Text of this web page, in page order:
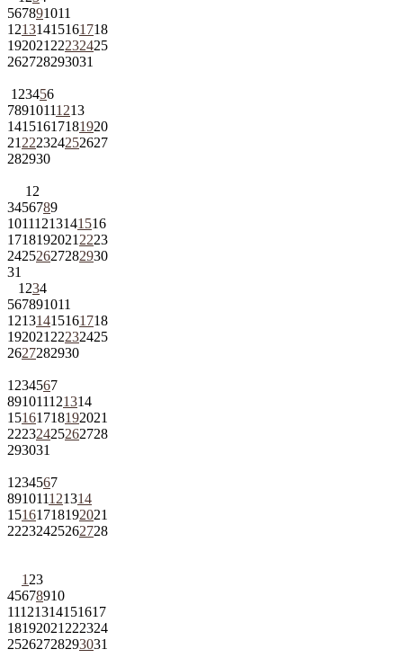
567891011
12131415161718
192021 22232425
262728293031
1 23456
78910111213
14151617181920
21 222324252627
282930
1 2
3456789
10111213141516
1718192021 2223
24252627282930
31
1 234
567891011
12131415161718
192021 22232425
2627282930
1 234567
891011121314
15161718192021
22232425262728
293031
1 234567
891011121314
15161718192021
22232425262728
1 23
45678910
11121314151617
18192021 222324
25262728293031